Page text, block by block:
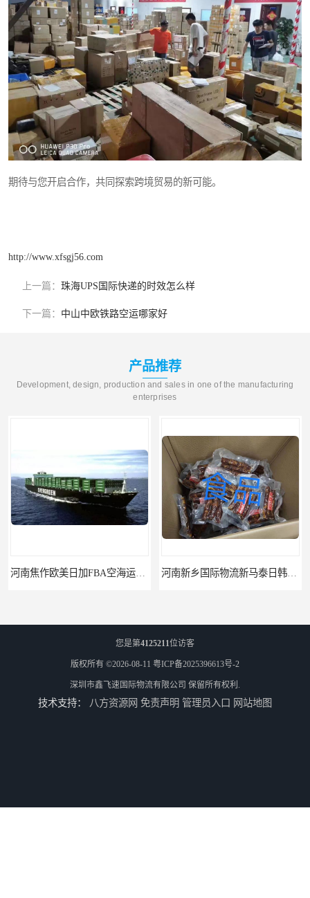
期待与您开启合作，共同探索跨境贸易的新可能。
http://www.xfsgj56.com
上一篇： 珠海UPS国际快递的时效怎么样
下一篇： 中山中欧铁路空运哪家好
产品推荐
Development, design, production and sales in one of the manufacturing
enterprises
河南焦作欧美日加FBA空海运入仓DHL快递代理当日提取 河南新乡国际物流新马泰日韩菲律宾老挝缅甸印尼柬埔寨双清包税
您是第4125211位访客
版权所有 ©2026-08-11 粤ICP备2025396613号-2
深圳市鑫飞速国际物流有限公司 保留所有权利.
技术支持： 八方资源网 免责声明 管理员入口 网站地图